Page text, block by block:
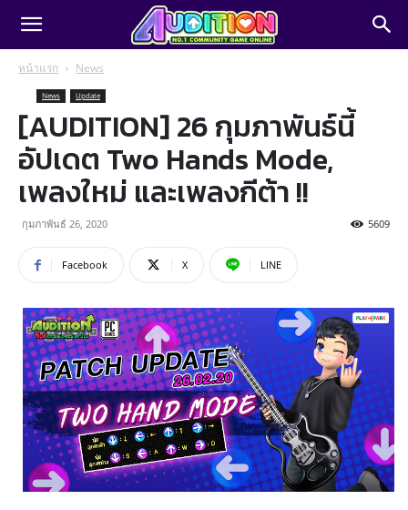
หน้าแรก News
News Update
[AUDITION] 26 กุมภาพันธ์นี้
อัปเดต Two Hands Mode,
เพลงใหม่ และเพลงกีต้า !!
กุมภาพันธ์ 26, 2020 5609
Facebook X LINE